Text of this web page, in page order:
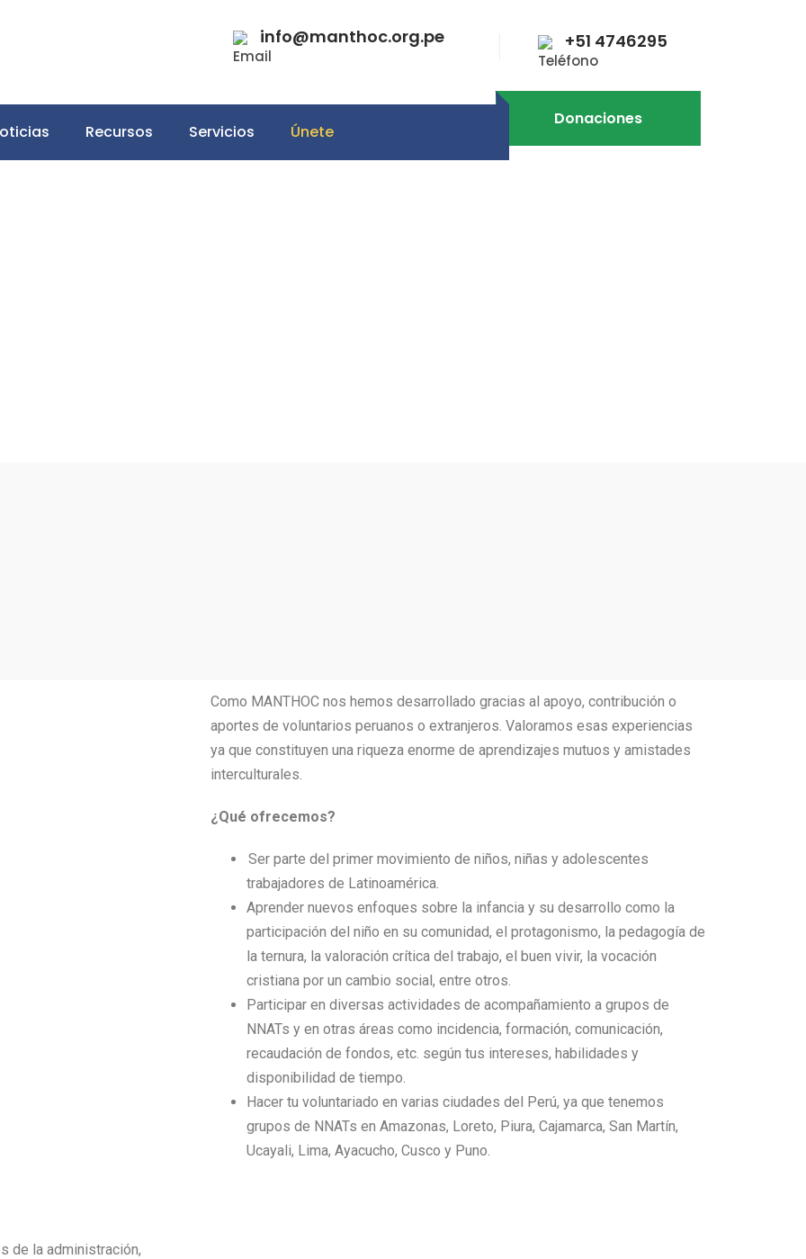
info@manthoc.org.pe
Email
+51 4746295
Teléfono
Recursos Servicios Únete
Donaciones
Como MANTHOC nos hemos desarrollado gracias al apoyo, contribución o
aportes de voluntarios peruanos o extranjeros. Valoramos esas experiencias
ya que constituyen una riqueza enorme de aprendizajes mutuos y amistades
interculturales.
¿Qué ofrecemos?
Ser parte del primer movimiento de niños, niñas y adolescentes
trabajadores de Latinoamérica.
Aprender nuevos enfoques sobre la infancia y su desarrollo como la
participación del niño en su comunidad, el protagonismo, la pedagogía de
la ternura, la valoración crítica del trabajo, el buen vivir, la vocación
cristiana por un cambio social, entre otros.
Participar en diversas actividades de acompañamiento a grupos de
NNATs y en otras áreas como incidencia, formación, comunicación,
recaudación de fondos, etc. según tus intereses, habilidades y
disponibilidad de tiempo.
Hacer tu voluntariado en varias ciudades del Perú, ya que tenemos
grupos de NNATs en Amazonas, Loreto, Piura, Cajamarca, San Martín,
Ucayali, Lima, Ayacucho, Cusco y Puno.
de la administración,